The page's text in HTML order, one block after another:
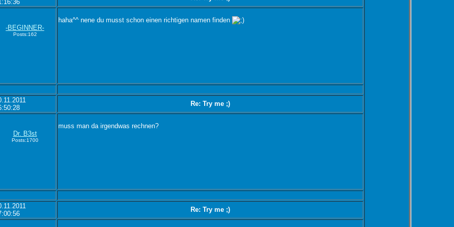
-BEGINNER-
Posts:162
haha^^ nene du musst schon einen richtigen namen finden
Re: Try me ;)
Dr. B3st
Posts:1700
muss man da irgendwas rechnen?
Re: Try me ;)